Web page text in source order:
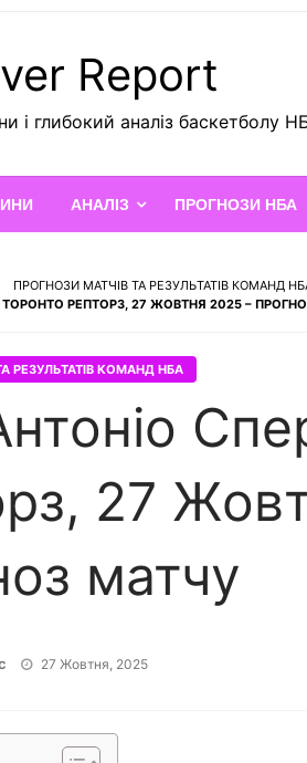
Report
і глибокий аналіз баскетболу
АНАЛІЗ ПРОГНОЗИ НБА
ПРОГНОЗИ МАТЧІВ ТА РЕЗУЛЬТАТІВ КОМАНД
РЕПТОРЗ, 27 ЖОВТНЯ 2025 –
РЕЗУЛЬТАТІВ КОМАНД НБА
27
матчу
Опубліковано
27 Жовтня, 2025